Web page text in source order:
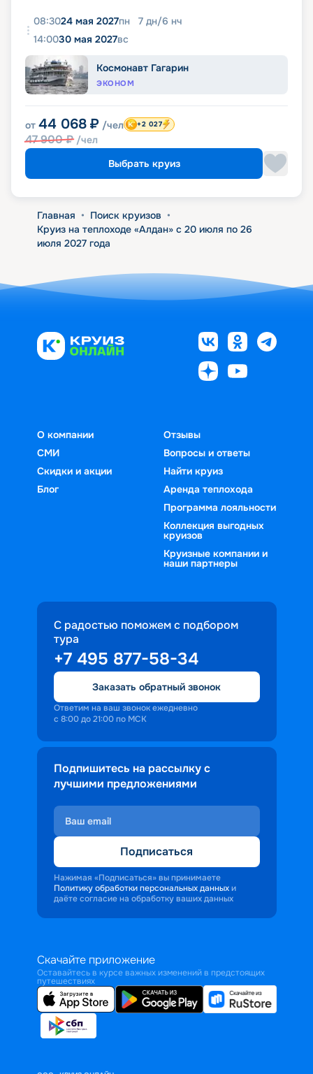
08:3024 мая 2027пн 7 дн/6 нч
14:0030 мая 2027вс
Космонавт Гагарин
ЭКОНОМ
от 44 068 ₽ /чел
47 900₽ /чел
+2 027
Выбрать круиз
Главная • Поиск круизов •
Круиз на теплоходе «Алдан» с 20 июля по 26
июля 2027 года
О компании
СМИ
Скидки и акции
Блог
Отзывы
Вопросы и ответы
Найти круиз
Аренда теплохода
Программа лояльности
Коллекция выгодных
круизов
Круизные компании и
наши партнеры
С радостью поможем с подбором
тура
+7 495 877-58-34
Заказать обратный звонок
Ответим на ваш звонок ежедневно
с 8:00 до 21:00 по МСК
Подпишитесь на рассылку с
лучшими предложениями
Подписаться
Нажимая «Подписаться» вы принимаете
Политику обработки персональных данных и
даёте согласие на обработку ваших данных
Скачайте приложение
Оставайтесь в курсе важных изменений в предстоящих
путешествиях